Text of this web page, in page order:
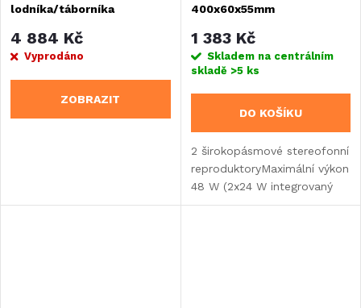
lodníka/táborníka
4 884 Kč
Vyprodáno
ZOBRAZIT
400x60x55mm
1 383 Kč
Skladem na centrálním
skladě >5 ks
DO KOŠÍKU
2 širokopásmové stereofonní
reproduktoryMaximální výkon
48 W (2x24 W integrovaný
zesilovač)Frekvenční odezva: